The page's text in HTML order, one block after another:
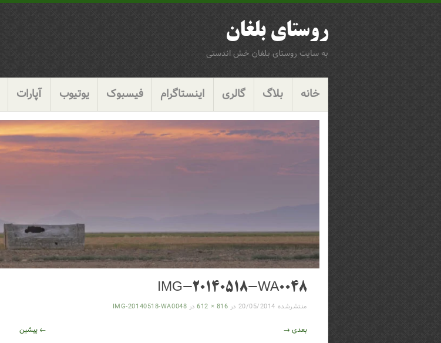
روستای بلغان
به سایت روستای بلغان خش اندستی
گزینگان
پرش
خانه بلاگ گالری اینستاگرام فیسبوک یوتیوب آپارات
IMG-20140518-WA0048
منتشرشده 20/05/2014 در 816 × 612 در IMG-20140518-WA0048
← پیشین بعدی →